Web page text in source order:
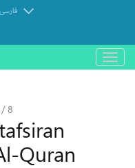
فارسی
باز
و
8
Quran